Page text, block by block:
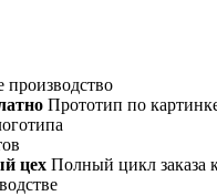
производство
Прототип по
цех Полный цикл заказа